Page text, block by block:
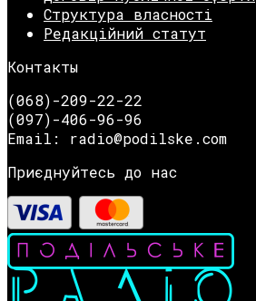
Структура власності
Редакційний статут
Контакты
(068)-209-22-22
(097)-406-96-96
Email: radio@podilske.com
Приєднуйтесь до нас